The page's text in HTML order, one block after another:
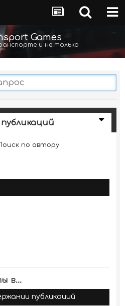
Games
и не только
по автору
в...
публикаций